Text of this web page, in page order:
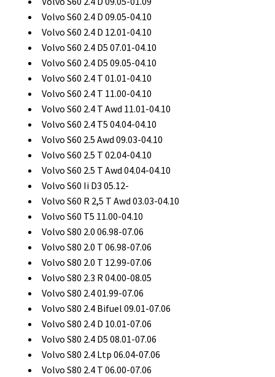
Volvo S60 2.4 D 09.05-04.10
Volvo S60 2.4 D 12.01-04.10
Volvo S60 2.4 D5 07.01-04.10
Volvo S60 2.4 D5 09.05-04.10
Volvo S60 2.4 T 01.01-04.10
Volvo S60 2.4 T 11.00-04.10
Volvo S60 2.4 T Awd 11.01-04.10
Volvo S60 2.4 T5 04.04-04.10
Volvo S60 2.5 Awd 09.03-04.10
Volvo S60 2.5 T 02.04-04.10
Volvo S60 2.5 T Awd 04.04-04.10
Volvo S60 Ii D3 05.12-
Volvo S60 R 2,5 T Awd 03.03-04.10
Volvo S60 T5 11.00-04.10
Volvo S80 2.0 06.98-07.06
Volvo S80 2.0 T 06.98-07.06
Volvo S80 2.0 T 12.99-07.06
Volvo S80 2.3 R 04.00-08.05
Volvo S80 2.4 01.99-07.06
Volvo S80 2.4 Bifuel 09.01-07.06
Volvo S80 2.4 D 10.01-07.06
Volvo S80 2.4 D5 08.01-07.06
Volvo S80 2.4 Ltp 06.04-07.06
Volvo S80 2.4 T 06.00-07.06